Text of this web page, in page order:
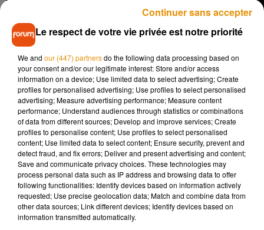
"Je suis reconnaissant pour chacun de nos employés,
pour leur travail acharné et leur dévouement. Je ne pouvais
pas penser à une meilleure façon de le montrer", a déclaré
Edward St. John ajoutant : "je commande le navire mais ce
sont eux qui le font avancer !".Ce patron hors du commun
voulait remercier son effectif d'avoir permis à l'entreprise
d'atteindreson objectif de construire 2 millions de mètres
carrés. Bureaux, entrepôts, centres commerciaux, en tout
deux millions de mètres carrés évalués à quelque
Le respect de votre vie privée est notre priorité
We and our (447) partnersdo the following data processing based on
your consent and/or our legitimate interest: Store and/or access
information on a device; Use limited data to select advertising; Create
profiles for personalised advertising; Use profiles to select personalised
advertising; Measure advertising performance; Measure content
performance; Understand audiences through statistics or combinations
of data from different sources; Develop and improve services; Create
profiles to personalise content; Use profiles to select personalised
content; Use limited data to select content; Ensure security, prevent and
detect fraud, and fix errors; Deliver and present advertising and content;
Save and communicate privacy choices. These technologies may
process personal data such as IP address and browsing data to offer
following functionalities: Identify devices based on information actively
requested; Use precise geolocation data; Match and combine data from
other data sources; Link different devices; Identify devices based on
information transmitted automatically.
Continuer sans accepter